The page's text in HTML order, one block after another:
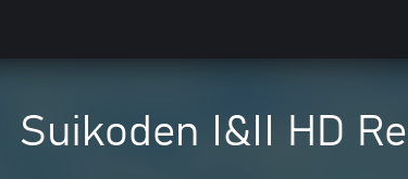
Suikoden I&II HD